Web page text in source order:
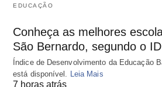
EDUCAÇÃO
Conheça as melhores
São Bernardo, segundo o
Índice de Desenvolvimento da Educação
está disponível.
Leia Mais
7 horas atrás